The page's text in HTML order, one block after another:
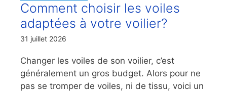
Comment choisir les voiles
adaptées à votre voilier?
31 juillet 2026
Changer les voiles de son voilier, c’est
généralement un gros budget. Alors pour ne
pas se tromper de voiles, ni de tissu, voici un